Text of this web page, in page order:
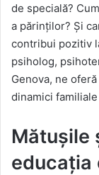
de specială?
a părinților? Și
contribui pozitiv
psiholog,
Genova, ne
dinamici
Mătușile
educația